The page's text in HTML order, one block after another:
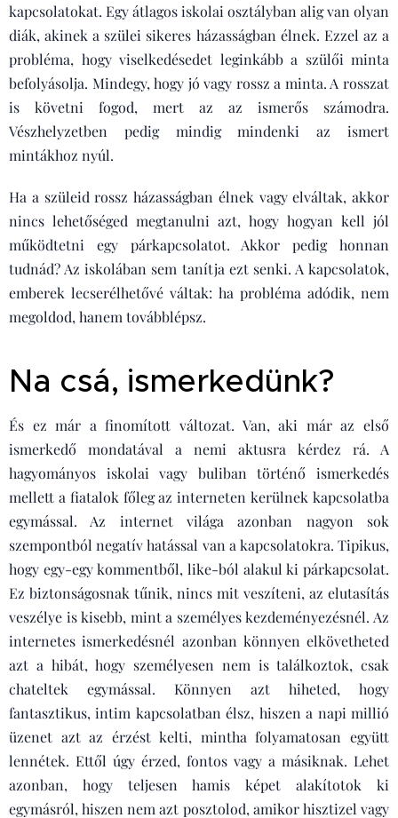
kapcsolatokat. Egy átlagos iskolai osztályban alig van olyan
diák, akinek a szülei sikeres házasságban élnek. Ezzel az a
probléma, hogy viselkedésedet leginkább a szülői minta
befolyásolja. Mindegy, hogy jó vagy rossz a minta. A rosszat
is követni fogod, mert az az ismerős számodra.
Vészhelyzetben pedig mindig mindenki az ismert
mintákhoz nyúl.
Ha a szüleid rossz házasságban élnek vagy elváltak, akkor
nincs lehetőséged megtanulni azt, hogy hogyan kell jól
működtetni egy párkapcsolatot. Akkor pedig honnan
tudnád? Az iskolában sem tanítja ezt senki. A kapcsolatok,
emberek lecserélhetővé váltak: ha probléma adódik, nem
megoldod, hanem továbblépsz.
Na csá, ismerkedünk?
És ez már a finomított változat. Van, aki már az első
ismerkedő mondatával a nemi aktusra kérdez rá. A
hagyományos iskolai vagy buliban történő ismerkedés
mellett a fiatalok főleg az interneten kerülnek kapcsolatba
egymással. Az internet világa azonban nagyon sok
szempontból negatív hatással van a kapcsolatokra. Tipikus,
hogy egy-egy kommentből, like-ból alakul ki párkapcsolat.
Ez biztonságosnak tűnik, nincs mit veszíteni, az elutasítás
veszélye is kisebb, mint a személyes kezdeményezésnél. Az
internetes ismerkedésnél azonban könnyen elkövetheted
azt a hibát, hogy személyesen nem is találkoztok, csak
chateltek egymással. Könnyen azt hiheted, hogy
fantasztikus, intim kapcsolatban élsz, hiszen a napi millió
üzenet azt az érzést kelti, mintha folyamatosan együtt
lennétek. Ettől úgy érzed, fontos vagy a másiknak. Lehet
azonban, hogy teljesen hamis képet alakítotok ki
egymásról, hiszen nem azt posztolod, amikor hisztizel vagy